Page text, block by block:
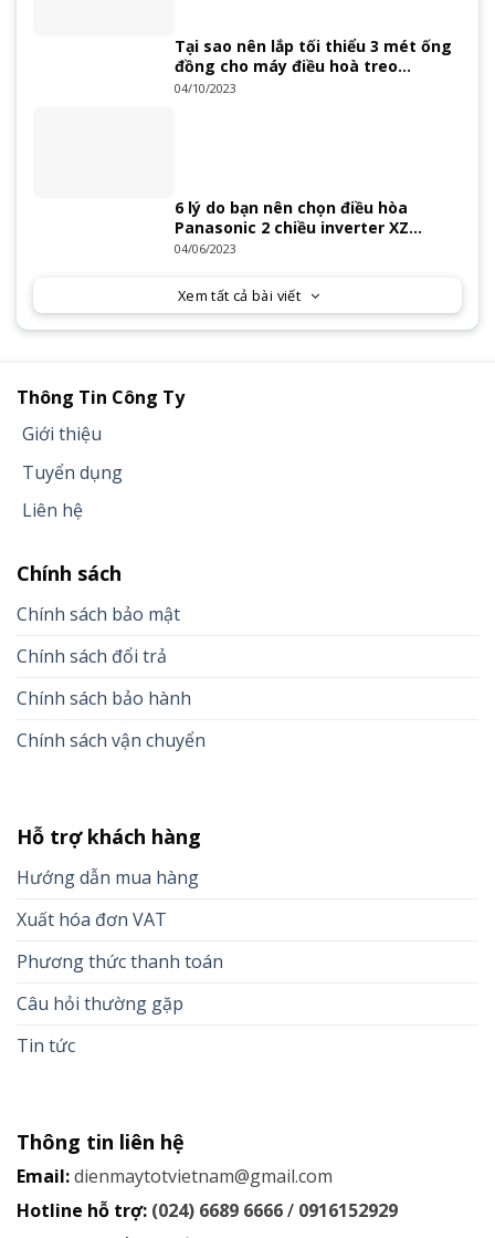
Tại sao nên lắp tối thiểu 3 mét ống
đồng cho máy điều hoà treo
tường?
04/10/2023
6 lý do bạn nên chọn điều hòa
Panasonic 2 chiều inverter XZ
Series 2023
04/06/2023
Xem tất cả bài viết
Thông Tin Công Ty
Giới thiệu
Tuyển dụng
Liên hệ
Chính sách
Chính sách bảo mật
Chính sách đổi trả
Chính sách bảo hành
Chính sách vận chuyển
Hỗ trợ khách hàng
Hướng dẫn mua hàng
Xuất hóa đơn VAT
Phương thức thanh toán
Câu hỏi thường gặp
Tin tức
Thông tin liên hệ
Email:dienmaytotvietnam@gmail.com
Hotline hỗ trợ: (024) 6689 6666/ 0916152929